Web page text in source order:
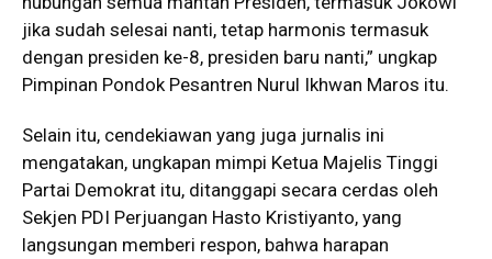
jika sudah selesai nanti, tetap harmonis termasuk
dengan presiden ke-8, presiden baru nanti,” ungkap
Pimpinan Pondok Pesantren Nurul Ikhwan Maros itu.
Selain itu, cendekiawan yang juga jurnalis ini
mengatakan, ungkapan mimpi Ketua Majelis Tinggi
Partai Demokrat itu, ditanggapi secara cerdas oleh
Sekjen PDI Perjuangan Hasto Kristiyanto, yang
langsungan memberi respon, bahwa harapan